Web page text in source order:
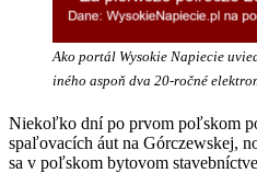
Ako portál Wysokie Napiecie
iného aspoň dva 20-ročné
Niekoľko dní po prvom poľskom
spaľovacích áut na Górczewskej,
sa v poľskom bytovom